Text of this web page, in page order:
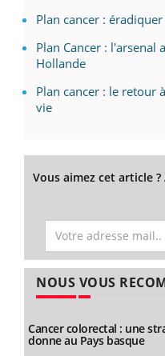
Plan cancer :
Plan Cancer : l'arsenal
Hollande
Plan cancer : le retour
vie
Vous aimez cet article
NOUS VOUS
Cancer colorectal : une
donne au Pays basque